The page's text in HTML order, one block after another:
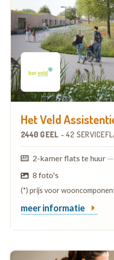
Het Veld
2440 GEEL - 42
2-kamer flats te huur —
8 foto's
(*) prijs voor
meer informatie